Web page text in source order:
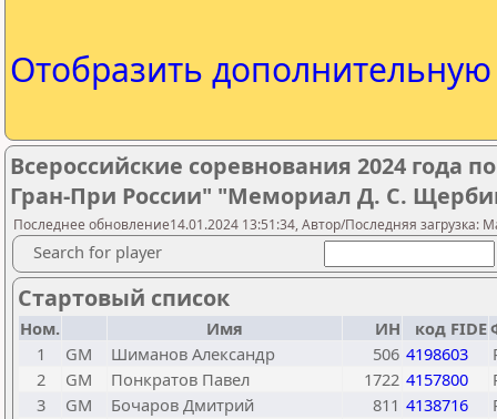
Отобразить
Всероссийские соревнования 2024
Гран-При России" "Мемориал Д. С.
Последнее обновление14.01.2024 13:51:34, Автор/Последняя загрузка:
Search for player
Стартовый список
Ном. Имя ИН код FIDE
1
GM Шиманов Александр 506 4198603
2
GM Понкратов Павел 1722 4157800
3
GM Бочаров Дмитрий 811 4138716